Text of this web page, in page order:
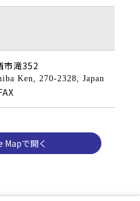
市滝352
Ken, 270-2328, Japan
Mapで開く